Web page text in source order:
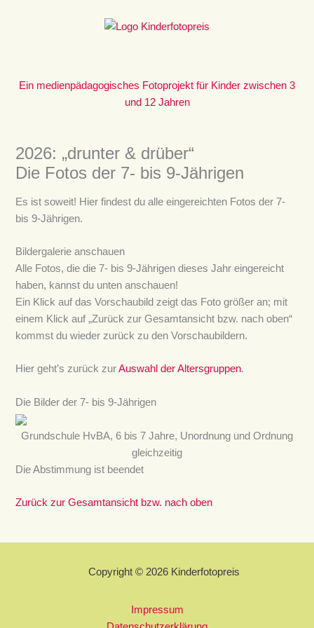
Ein medienpädagogisches Fotoprojekt für Kinder zwischen 3
und 12 Jahren
2026: „drunter & drüber“
Die Fotos der 7- bis 9-Jährigen
Es ist soweit! Hier findest du alle eingereichten Fotos der 7-
bis 9-Jährigen.
Bildergalerie anschauen
Alle Fotos, die die 7- bis 9-Jährigen dieses Jahr eingereicht
haben, kannst du unten anschauen!
Ein Klick auf das Vorschaubild zeigt das Foto größer an; mit
einem Klick auf „Zurück zur Gesamtansicht bzw. nach oben“
kommst du wieder zurück zu den Vorschaubildern.
Hier geht’s zurück zurAuswahl der Altersgruppen.
Die Bilder der 7- bis 9-Jährigen
Grundschule HvBA, 6 bis 7 Jahre, Unordnung und Ordnung
gleichzeitig
Die Abstimmung ist beendet
Zurück zur Gesamtansicht bzw. nach oben
Copyright © 2026 Kinderfotopreis
Impressum